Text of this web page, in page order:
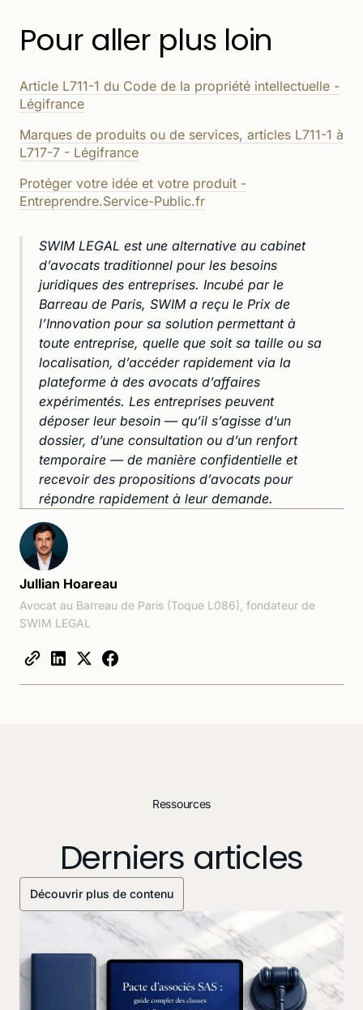
Pour aller plus loin
Article L711-1 du Code de la propriété intellectuelle -
Légifrance
Marques de produits ou de services, articles L711-1 à
L717-7 - Légifrance
Protéger votre idée et votre produit -
Entreprendre.Service-Public.fr
SWIM LEGAL est une alternative au cabinet
d’avocats traditionnel pour les besoins
juridiques des entreprises. Incubé par le
Barreau de Paris, SWIM a reçu le Prix de
l’Innovation pour sa solution permettant à
toute entreprise, quelle que soit sa taille ou sa
localisation, d’accéder rapidement via la
plateforme à des avocats d’affaires
expérimentés. Les entreprises peuvent
déposer leur besoin — qu’il s’agisse d’un
dossier, d’une consultation ou d’un renfort
temporaire — de manière confidentielle et
recevoir des propositions d’avocats pour
répondre rapidement à leur demande.
Jullian Hoareau
Avocat au Barreau de Paris (Toque L086), fondateur de
SWIM LEGAL
Ressources
Derniers articles
Découvrir plus de contenu